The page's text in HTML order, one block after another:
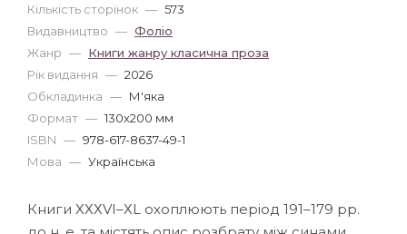
Кількість сторінок — 573
Видавництво — Фоліо
Жанр — Книги жанру класична проза
Рік видання — 2026
Обкладинка — М'яка
Формат — 130x200 мм
ISBN — 978-617-8637-49-1
Мова — Українська
Книги ХХХVI–ХL охоплюють період 191–179 рр.